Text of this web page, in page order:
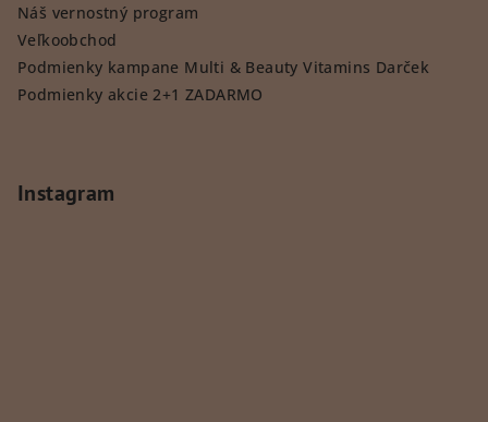
Náš vernostný program
Veľkoobchod
Podmienky kampane Multi & Beauty Vitamins Darček
Podmienky akcie 2+1 ZADARMO
Instagram